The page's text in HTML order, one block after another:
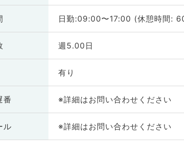
日勤:09:00〜17:00 (休憩時間:
週5.00日
有り
番 ※詳細はお問い合わせください
ル ※詳細はお問い合わせください